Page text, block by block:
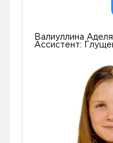
Валиуллина
Ассистент: